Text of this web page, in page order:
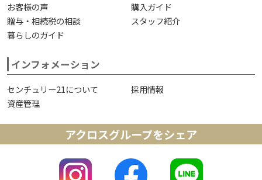
お客様の声
購入ガイド
贈与・相続税の相談
スタッフ紹介
暮らしのガイド
インフォメーション
センチュリー21について
採用情報
資産管理
アクロスグループをシェア